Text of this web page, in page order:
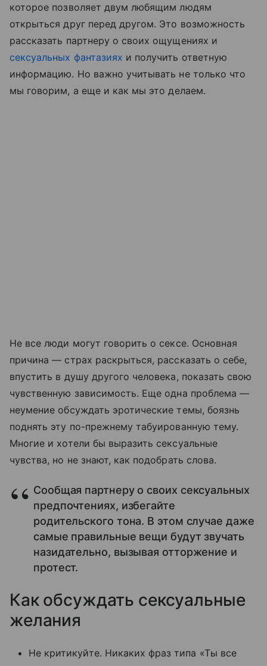
которое позволяет двум любящим людям
открыться друг перед другом. Это возможность
рассказать партнеру о своих ощущениях и
сексуальных фантазиях и получить ответную
информацию. Но важно учитывать не только что
мы говорим, а еще и как мы это делаем.
Не все люди могут говорить о сексе. Основная
причина — страх раскрыться, рассказать о себе,
впустить в душу другого человека, показать свою
чувственную зависимость. Еще одна проблема —
неумение обсуждать эротические темы, боязнь
поднять эту по-прежнему табуированную тему.
Многие и хотели бы выразить сексуальные
чувства, но не знают, как подобрать слова.
Сообщая партнеру о своих сексуальных
предпочтениях, избегайте
родительского тона. В этом случае даже
самые правильные вещи будут звучать
назидательно, вызывая отторжение и
протест.
Как обсуждать сексуальные
желания
Не критикуйте. Никаких фраз типа «Ты все